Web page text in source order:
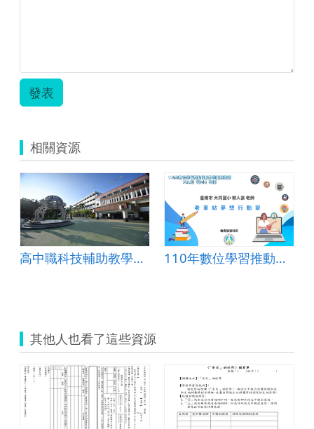
發表
相關資源
高中職科技輔助教學與學習教案-虎尾高中-地理科 110年數位學習推動優良教案-PBL組(國小)-特優-臺南市大同國小-郭人豪老師
其他人也看了這些資源